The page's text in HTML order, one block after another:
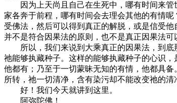
因为上天尚且自己在生死中，哪有时间来管
家各奔于前程，哪有时间会去理会其他的有情
受佛法，然后可以得到真正的解脱，或是信受
并不是符合因果法的原则，也不是真正因果法可
所以，我们来说到大乘真正的因果法，到底
祂能够执藏种子。这样的能够执藏种子的心识
他都有；乃至于一切蒙昧无知的有情，他都具
所转，祂一切清净，含有染污却不能改变祂的清
好！我们今天就讲到这里。
阿弥陀佛！